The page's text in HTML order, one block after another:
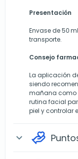
Presentación
Envase de 50
transporte.
Consejo
La aplicación
siendo
mañana como
rutina facial
piel y controlar
expand_more